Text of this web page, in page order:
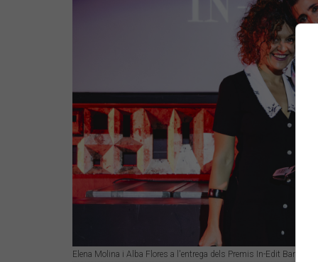
Elena Molina i Alba Flores a l'entrega dels Premis In-Edit